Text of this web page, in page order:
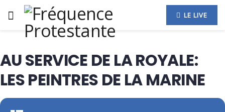
LE LIVE
AU SERVICE DE LA ROYALE:
LES PEINTRES DE LA MARINE